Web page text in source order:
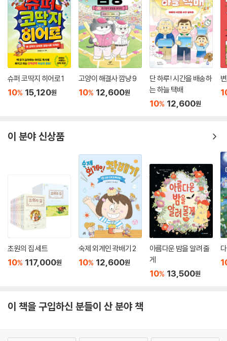
슈퍼 코딱지 히어로 1
10% 15,120원
고양이 해결사 깜냥 9
10% 12,600원
단 하루! 시간을 배송하
는 하늘 택배
10% 12,600원
이 분야 신상품
초원의 집 세트
10% 117,000원
숙제 외계인 곽배기 2
10% 12,600원
아름다운 밤을 알려 줄
게
10% 13,500원
이 책을 구입하신 분들이 산 분야 책